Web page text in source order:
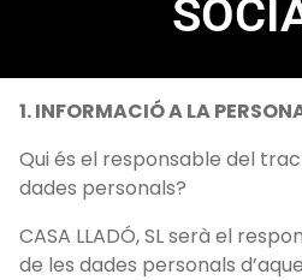
1. INFORMACIÓ A LA
Qui és el responsable del
dades personals?
CASA LLADÓ, SL serà el
de les dades personals